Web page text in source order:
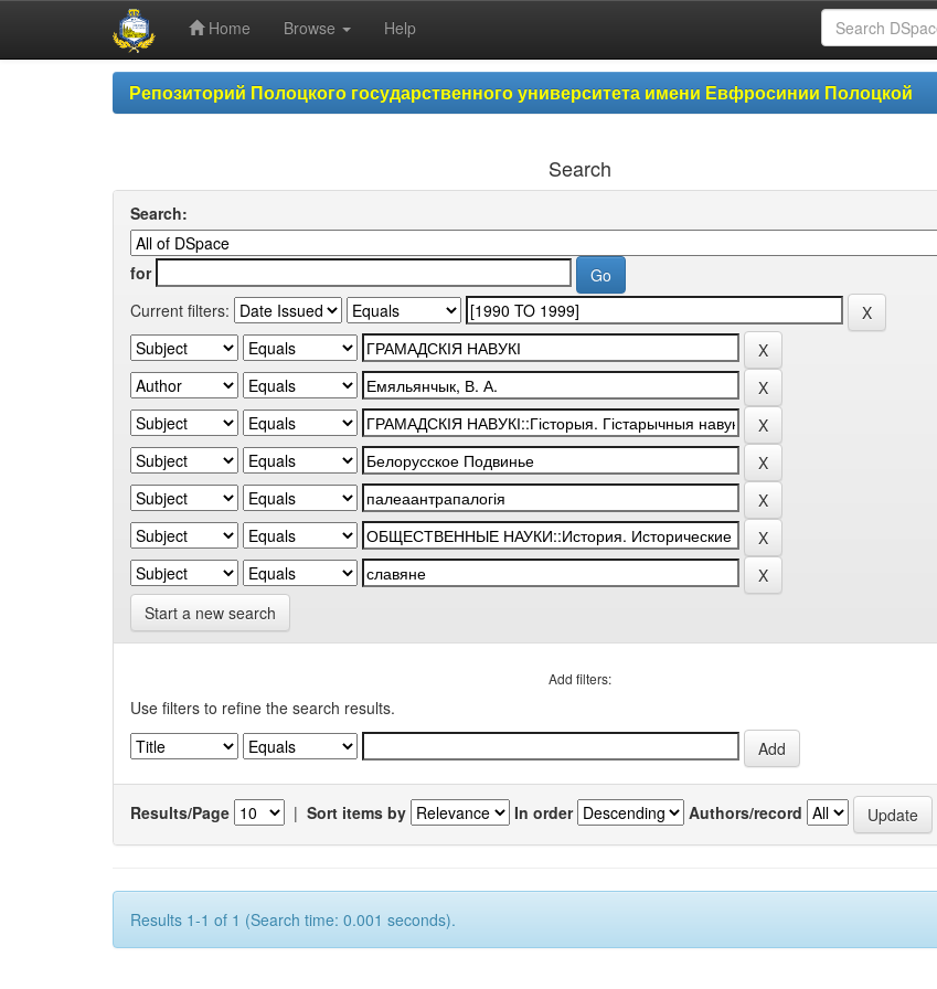
Home Browse Help
Репозиторий Полоцкого государственного университета имени Евфросинии Полоцкой
Search
Search:
for
Current filters:
Start a new search
Add filters:
Use filters to refine the search results.
Results/Page | Sort items by In order Authors/record
Results 1-1 of 1 (Search time: 0.001 seconds).